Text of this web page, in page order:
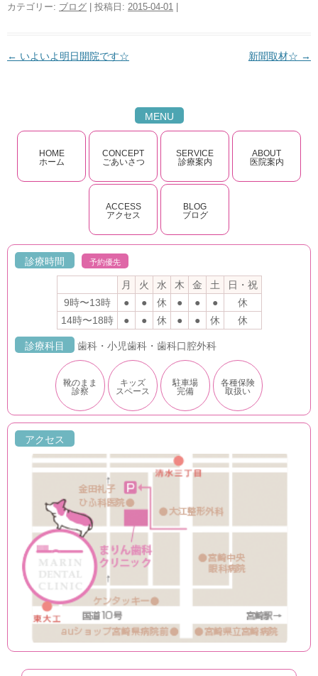
カテゴリー: ブログ | 投稿日: 2015-04-01
投稿ナビゲーション
← いよいよ明日開院です☆ 新聞取材☆ →
MENU
HOME
ホーム
CONCEPT
ごあいさつ
SERVICE
診療案内
ABOUT
医院案内
ACCESS
アクセス
BLOG
ブログ
診療時間 予約優先
月 火 水 木 金 土
日・祝
9時〜13時
● ● 休 ● ● ●
休
14時〜18時
● ● 休 ● ● 休 休
診療科目 歯科・小児歯科・歯科口腔外科
靴のまま
診察
キッズ
スペース
駐車場
完備
各種保険
取扱い
アクセス